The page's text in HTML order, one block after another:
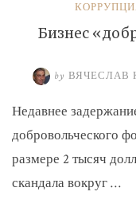
Бизнес
by ВЯЧЕСЛАВ
Недавнее
добровольческого
размере 2 тысяч
скандала вокруг …